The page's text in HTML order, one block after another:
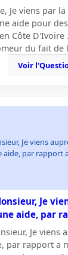
Je viens par
aide pour
Côte D'Ivoire
du fait de
Voir
Je viens
aide, par rapport
Je
aide, par
Je viens
par rapport a